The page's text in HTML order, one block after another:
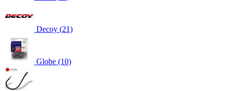
Decoy (21)
Globe (10)